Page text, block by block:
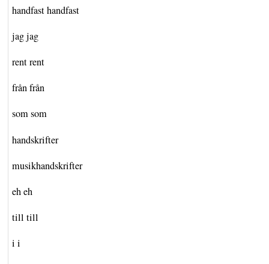
handfast handfast
jag jag
rent rent
från från
som som
handskrifter
musikhandskrifter
eh eh
till till
i i